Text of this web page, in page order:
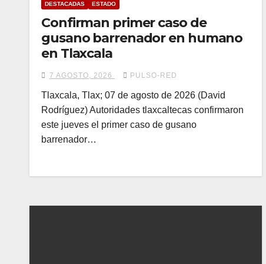
DESTACADAS ESTADO
Confirman primer caso de
gusano barrenador en humano
en Tlaxcala
7 AGOSTO, 2026 PULSO-RED
Tlaxcala, Tlax; 07 de agosto de 2026 (David
Rodríguez) Autoridades tlaxcaltecas confirmaron
este jueves el primer caso de gusano
barrenador…